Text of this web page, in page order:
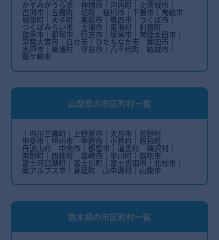
かすみがうら市 神栖市 河内町 北茨城市
古河市 五霞町 境町 桜川市 下妻市 常総市
城里町 大子町 高萩市 筑西市 つくば市
つくばみらい市 土浦市 東海村 利根町
取手市 那珂市 行方市 坂東市 常陸太田市
常陸大宮市 日立市 ひたちなか市 鉾田市
水戸市 美浦村 守谷市 八千代町 結城市
龍ケ崎市
山梨県の市区町村一覧
市川三郷町 上野原市 大月市 忍野村
甲斐市 甲州市 甲府市 小菅村 昭和町
丹波山村 中央市 都留市 道志村 鳴沢村
南部町 西桂町 韮崎市 早川町 笛吹市
富士河口湖町 富士川町 富士吉田市 北杜市
南アルプス市 身延町 山中湖村 山梨市
栃木県の市区町村一覧